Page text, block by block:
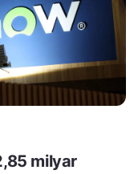
milyar